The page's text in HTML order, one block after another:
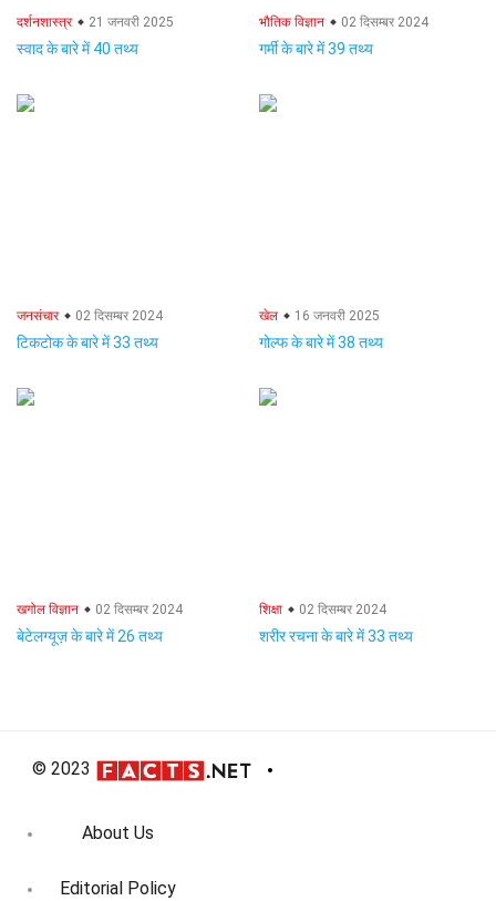
दर्शनशास्त्र 21 जनवरी 2025
स्वाद के बारे में 40 तथ्य
भौतिक विज्ञान 02 दिसम्बर 2024
गर्मी के बारे में 39 तथ्य
जनसंचार 02 दिसम्बर 2024
टिकटोक के बारे में 33 तथ्य
खेल 16 जनवरी 2025
गोल्फ के बारे में 38 तथ्य
खगोल विज्ञान 02 दिसम्बर 2024
बेटेलग्यूज़ के बारे में 26 तथ्य
शिक्षा 02 दिसम्बर 2024
शरीर रचना के बारे में 33 तथ्य
© 2023
About Us
Editorial Policy